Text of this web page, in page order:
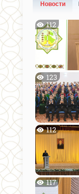
Новости
112
123
112
117